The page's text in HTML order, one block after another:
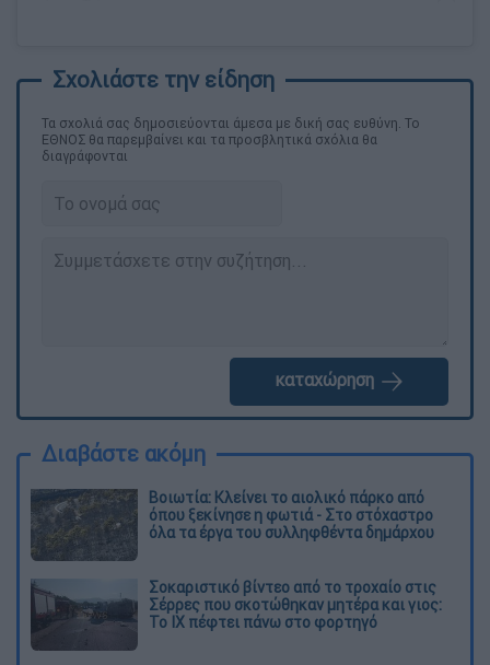
Τα σχολιά σας δημοσιεύονται άμεσα με δική σας ευθύνη. Το
ΕΘΝΟΣ θα παρεμβαίνει και τα προσβλητικά σχόλια θα
διαγράφονται
καταχώρηση
Διαβάστε ακόμη
Βοιωτία: Κλείνει το αιολικό πάρκο από
όπου ξεκίνησε η φωτιά - Στο στόχαστρο
όλα τα έργα του συλληφθέντα δημάρχου
Σοκαριστικό βίντεο από το τροχαίο στις
Σέρρες που σκοτώθηκαν μητέρα και γιος:
Το ΙΧ πέφτει πάνω στο φορτηγό